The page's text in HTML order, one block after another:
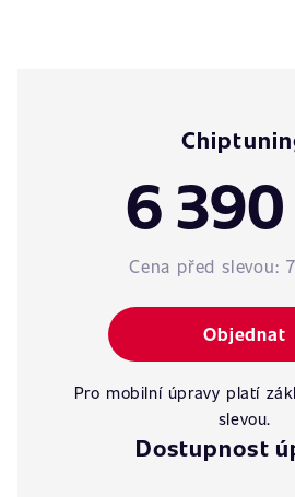
6
Cena před slevou:
Objednat
Pro mobilní úpravy platí
slevou.
Dostupnost